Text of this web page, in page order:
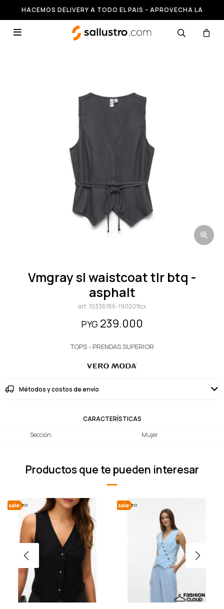
HACEMOS DELIVERY A TODO EL PAIS - APROVECHA LA
RUNNING HASTA 50% OFF

vmgray sl waistcoat tlr btq -
asphalt
10336186-190201tcx
PYG 239.000
TOPS - PRENDAS SUPERIOR
Métodos y costos de envío
CARACTERÍSTICAS
Sección
Mujer
Productos que te pueden interesar